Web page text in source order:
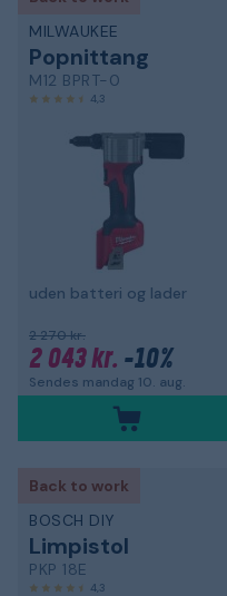
MILWAUKEE
Popnittang
M12 BPRT-0
4,3
uden batteri og lader
2 270 kr.
2 043 kr. -10%
Sendes mandag 10. aug.
Back to work
BOSCH DIY
Limpistol
PKP 18E
4,3